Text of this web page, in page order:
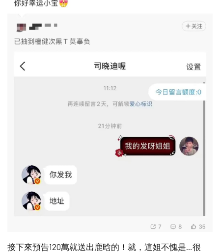
接下來預告120萬就送出鹿晗的！就，這姐不愧是…很